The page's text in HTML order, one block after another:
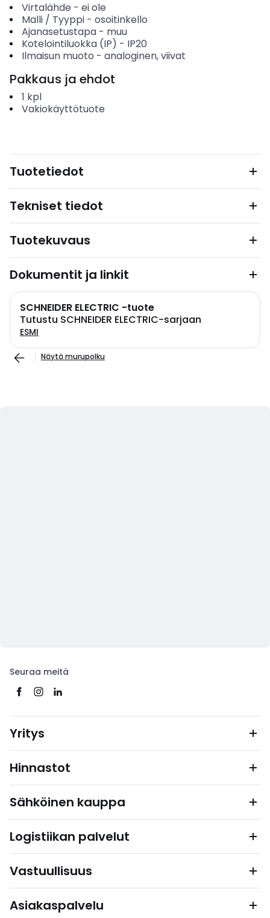
Virtalähde - ei ole
Malli / Tyyppi- osoitinkello
Ajanasetustapa- muu
Kotelointiluokka (IP) - IP20
Ilmaisun muoto - analoginen, viivat
Pakkaus ja ehdot
1 kpl
Vakiokäyttötuote
Tuotetiedot
Tekniset tiedot
Tuotekuvaus
Dokumentit ja linkit
SCHNEIDER ELECTRIC -tuote
Tutustu SCHNEIDER ELECTRIC-sarjaan
ESMI
Näytä murupolku
Seuraa meitä
Yritys
Hinnastot
Sähköinen kauppa
Logistiikan palvelut
Vastuullisuus
Asiakaspalvelu